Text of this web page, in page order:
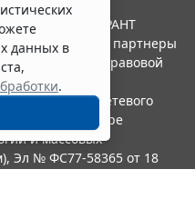
данных в
.
Система ГАРАНТ
"Гарант" и ее партнеры
ассоциации правовой
в качестве сетевого
надзору в сфере
и массовых
Эл № ФС77-58365 от 18